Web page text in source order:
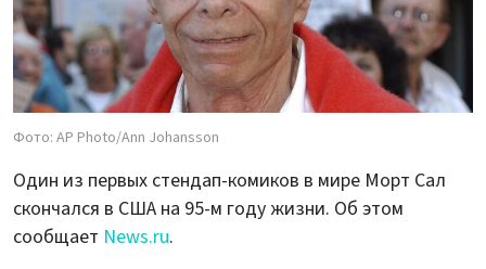
Фото: AP Photo/Ann Johansson
Один из первых стендап-комиков в мире Морт Сал
скончался в США на 95-м году жизни. Об этом
сообщает News.ru.